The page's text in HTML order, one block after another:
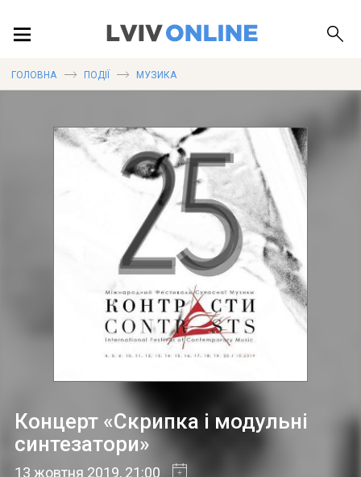
ГОЛОВНА ПОДІЇ МУЗИКА
Концерт «Скрипка і модульні
синтезатори»
13 жовтня 2019, 21:00